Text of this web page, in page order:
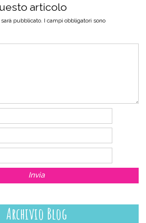
articolo
pubblicato. I campi obbligatori sono
Archivio Blog